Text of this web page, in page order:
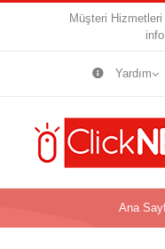
Müşteri
Yardım
Ana